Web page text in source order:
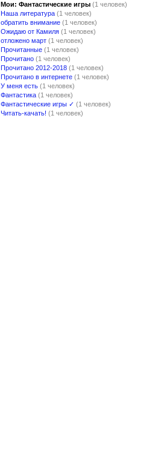
Мои: Фантастические игры (1 человек)
Наша литература (1 человек)
обратить внимание (1 человек)
Ожидаю от Камиля (1 человек)
отложено март (1 человек)
Прочитанные (1 человек)
Прочитано (1 человек)
Прочитано 2012-2018 (1 человек)
Прочитано в интернете (1 человек)
У меня есть (1 человек)
Фантастика (1 человек)
Фантастические игры ✓ (1 человек)
Читать-качать! (1 человек)